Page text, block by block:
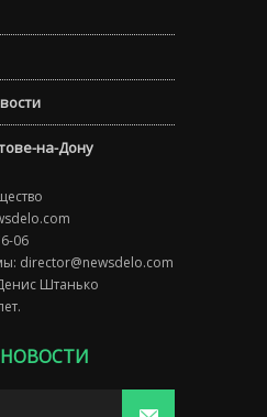
на-Дону
06
director@newsdelo.com
Штанько